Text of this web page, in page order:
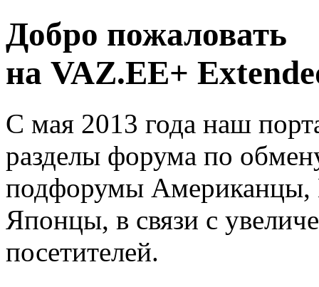
Добро пожаловать
на VAZ.EE+
С мая 2013 года наш
разделы форума по
подфорумы
Японцы, в связи с
посетителей.